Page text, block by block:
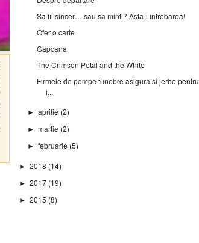
Sa fii sincer… sau sa minti? Asta-i intrebarea!
Ofer o carte
Capcana
The Crimson Petal and the White
Firmele de pompe funebre asigura si jerbe pentru
i...
►aprilie (2)
►martie (2)
►februarie (5)
► 2018 (14)
► 2017 (19)
► 2015 (8)